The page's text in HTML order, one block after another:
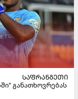
ᲡᲐᲤᲠᲐᲜᲒᲔᲗᲘ
განათხოვრებას